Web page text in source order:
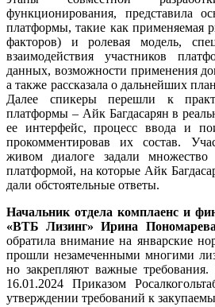
функционирования, представила
платформы, такие как применяемая
факторов) и ролевая модель,
взаимодействия участников
данных, возможности применения
а также рассказала о дальнейших
Далее спикеры перешли к
платформы – Айк Багдасарян в
ее интерфейс, процесс ввода и
прокомментировав их состав.
живом диалоге задали
платформой, на которые Айк
дали обстоятельные ответы.
Начальник отдела комплаенс и
«ВТБ Лизинг» Ирина Пономарева
обратила внимание на январские
прошли незамеченными многими
но закрепляют важные
16.01.2024 Приказом
утверждении требований к